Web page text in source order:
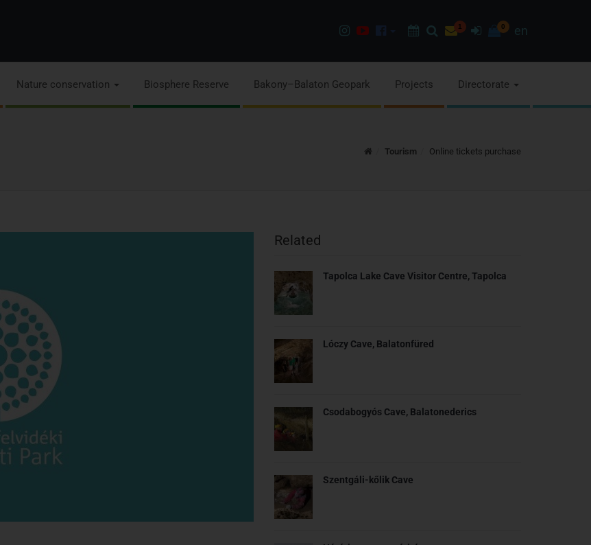
Instagram
YoutubeFacebookProgramok
Search
Newsletter
1
Sign
0 en
Nature conservation Biosphere Reserve Bakony–Balaton Geopark Projects Directorate
HomeTourism Online tickets purchase
Related
Tapolca Lake Cave Visitor Centre, Tapolca
Lóczy Cave, Balatonfüred
Csodabogyós Cave, Balatonederics
Szentgáli-kőlik Cave